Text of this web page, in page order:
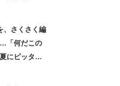
、さくさく編
「何だこの
にピッタリ